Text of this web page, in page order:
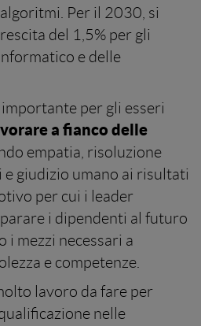
Per il 2030, si
del 1,5% per gli
e delle
per gli esseri
a fianco delle
empatia, risoluzione
giudizio umano ai risultati
per cui i leader
i dipendenti al futuro
i mezzi necessari a
e competenze.
lavoro da fare per
nelle